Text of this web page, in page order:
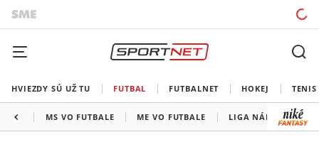
HVIEZDY SÚ UŽ TU FUTBAL FUTBALNET HOKEJ TENIS
MS VO FUTBALE ME VO FUTBALE LIGA NÁRODOV